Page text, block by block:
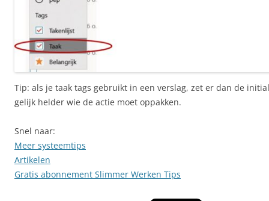
Tip: als je taak tags gebruikt in een verslag, zet er dan de
gelijk helder wie de actie moet oppakken.
Snel naar:
Meer systeemtips
Artikelen
Gratis abonnement Slimmer Werken Tips